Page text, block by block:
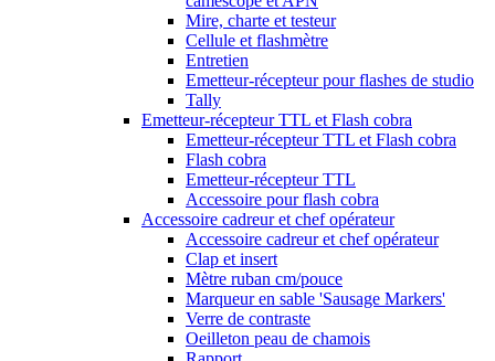
Mire, charte et testeur
Cellule et flashmètre
Entretien
Emetteur-récepteur pour flashes de studio
Tally
Emetteur-récepteur TTL et Flash cobra
Emetteur-récepteur TTL et Flash cobra
Flash cobra
Emetteur-récepteur TTL
Accessoire pour flash cobra
Accessoire cadreur et chef opérateur
Accessoire cadreur et chef opérateur
Clap et insert
Mètre ruban cm/pouce
Marqueur en sable 'Sausage Markers'
Verre de contraste
Oeilleton peau de chamois